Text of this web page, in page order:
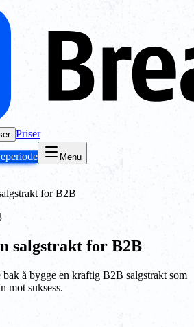
Priser
Menu
for B2B
salgstrakt for B2B
bak å bygge en kraftig B2B salgstrakt som
mot suksess.